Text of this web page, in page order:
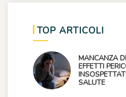
TOP ARTICOLI
MANCANZA
EFFETTI
SALUTE